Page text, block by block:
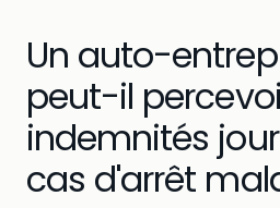
Un auto-
peut-il
indemnités
cas d'arrêt